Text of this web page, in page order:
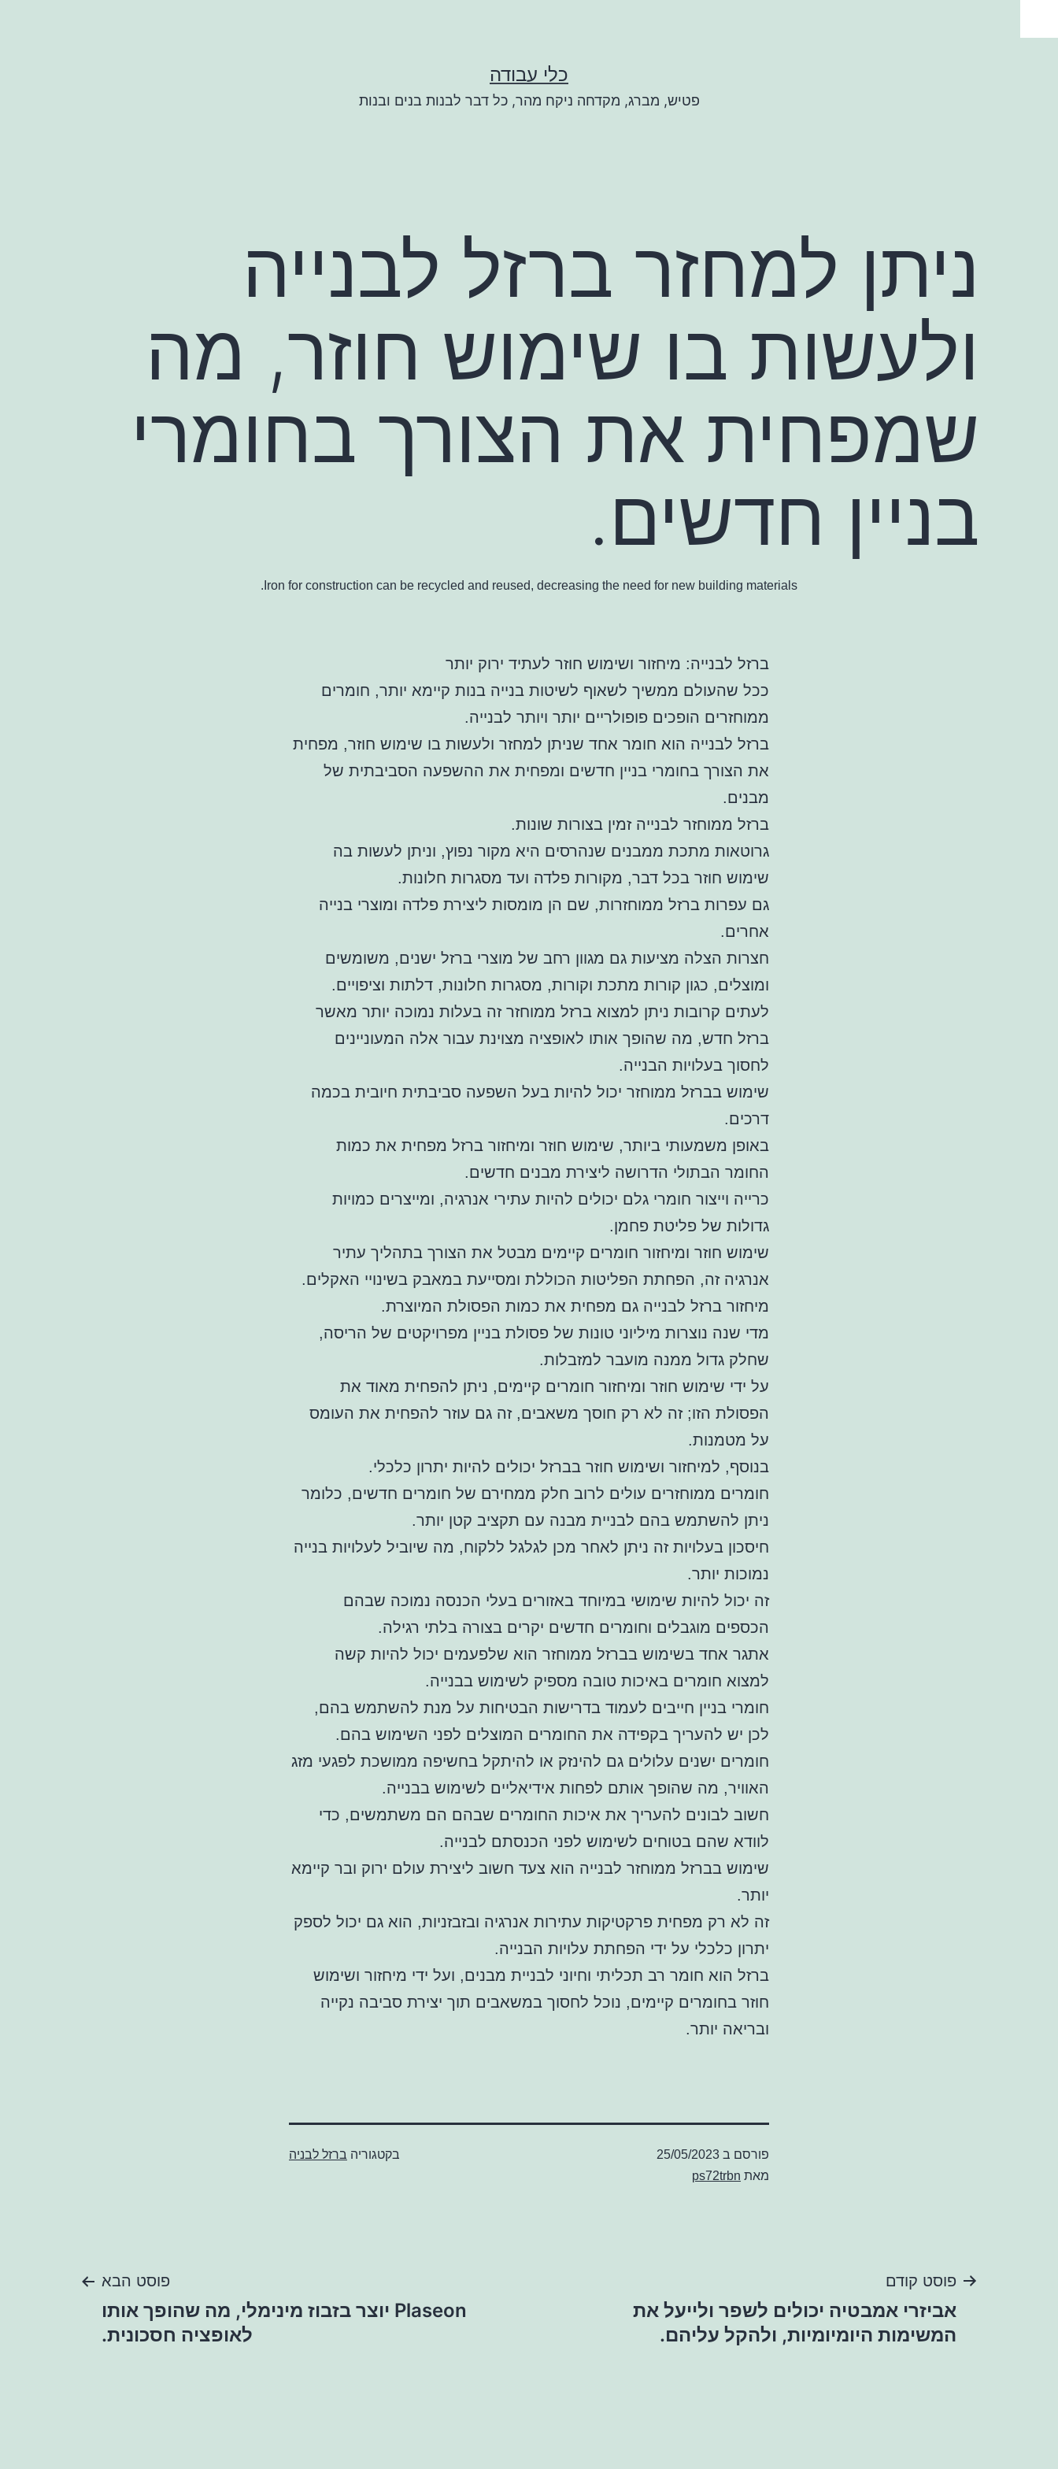
לתוכן
כלי עבודה
פטיש, מברג, מקדחה ניקח מהר, כל דבר לבנות בנים ובנות
ניתן למחזר ברזל לבנייה
ולעשות בו שימוש חוזר, מה
שמפחית את הצורך בחומרי
בניין חדשים.
Iron for construction can be recycled and reused, decreasing the need for new building materials.
ברזל לבנייה: מיחזור ושימוש חוזר לעתיד ירוק יותר
ככל שהעולם ממשיך לשאוף לשיטות בנייה בנות קיימא יותר, חומרים
ממוחזרים הופכים פופולריים יותר ויותר לבנייה.
ברזל לבנייה הוא חומר אחד שניתן למחזר ולעשות בו שימוש חוזר, מפחית
את הצורך בחומרי בניין חדשים ומפחית את ההשפעה הסביבתית של
מבנים.
ברזל ממוחזר לבנייה זמין בצורות שונות.
גרוטאות מתכת ממבנים שנהרסים היא מקור נפוץ, וניתן לעשות בה
שימוש חוזר בכל דבר, מקורות פלדה ועד מסגרות חלונות.
גם עפרות ברזל ממוחזרות, שם הן מומסות ליצירת פלדה ומוצרי בנייה
אחרים.
חצרות הצלה מציעות גם מגוון רחב של מוצרי ברזל ישנים, משומשים
ומוצלים, כגון קורות מתכת וקורות, מסגרות חלונות, דלתות וציפויים.
לעתים קרובות ניתן למצוא ברזל ממוחזר זה בעלות נמוכה יותר מאשר
ברזל חדש, מה שהופך אותו לאופציה מצוינת עבור אלה המעוניינים
לחסוך בעלויות הבנייה.
שימוש בברזל ממוחזר יכול להיות בעל השפעה סביבתית חיובית בכמה
דרכים.
באופן משמעותי ביותר, שימוש חוזר ומיחזור ברזל מפחית את כמות
החומר הבתולי הדרושה ליצירת מבנים חדשים.
כרייה וייצור חומרי גלם יכולים להיות עתירי אנרגיה, ומייצרים כמויות
גדולות של פליטת פחמן.
שימוש חוזר ומיחזור חומרים קיימים מבטל את הצורך בתהליך עתיר
אנרגיה זה, הפחתת הפליטות הכוללת ומסייעת במאבק בשינויי האקלים.
מיחזור ברזל לבנייה גם מפחית את כמות הפסולת המיוצרת.
מדי שנה נוצרות מיליוני טונות של פסולת בניין מפרויקטים של הריסה,
שחלק גדול ממנה מועבר למזבלות.
על ידי שימוש חוזר ומיחזור חומרים קיימים, ניתן להפחית מאוד את
הפסולת הזו; זה לא רק חוסך משאבים, זה גם עוזר להפחית את העומס
על מטמנות.
בנוסף, למיחזור ושימוש חוזר בברזל יכולים להיות יתרון כלכלי.
חומרים ממוחזרים עולים לרוב חלק ממחירם של חומרים חדשים, כלומר
ניתן להשתמש בהם לבניית מבנה עם תקציב קטן יותר.
חיסכון בעלויות זה ניתן לאחר מכן לגלגל ללקוח, מה שיוביל לעלויות בנייה
נמוכות יותר.
זה יכול להיות שימושי במיוחד באזורים בעלי הכנסה נמוכה שבהם
הכספים מוגבלים וחומרים חדשים יקרים בצורה בלתי רגילה.
אתגר אחד בשימוש בברזל ממוחזר הוא שלפעמים יכול להיות קשה
למצוא חומרים באיכות טובה מספיק לשימוש בבנייה.
חומרי בניין חייבים לעמוד בדרישות הבטיחות על מנת להשתמש בהם,
לכן יש להעריך בקפידה את החומרים המוצלים לפני השימוש בהם.
חומרים ישנים עלולים גם להינזק או להיתקל בחשיפה ממושכת לפגעי מזג
האוויר, מה שהופך אותם לפחות אידיאליים לשימוש בבנייה.
חשוב לבונים להעריך את איכות החומרים שבהם הם משתמשים, כדי
לוודא שהם בטוחים לשימוש לפני הכנסתם לבנייה.
שימוש בברזל ממוחזר לבנייה הוא צעד חשוב ליצירת עולם ירוק ובר קיימא
יותר.
זה לא רק מפחית פרקטיקות עתירות אנרגיה ובזבזניות, הוא גם יכול לספק
יתרון כלכלי על ידי הפחתת עלויות הבנייה.
ברזל הוא חומר רב תכליתי וחיוני לבניית מבנים, ועל ידי מיחזור ושימוש
חוזר בחומרים קיימים, נוכל לחסוך במשאבים תוך יצירת סביבה נקייה
ובריאה יותר.
פורסם ב 25/05/2023
מאת ps72trbn
בקטגוריה ברזל לבניה
ניווט
פוסט קודם
אביזרי אמבטיה יכולים לשפר ולייעל את
המשימות היומיומיות, ולהקל עליהם.
פוסט הבא
Plaseon יוצר בזבוז מינימלי, מה שהופך אותו
לאופציה חסכונית.